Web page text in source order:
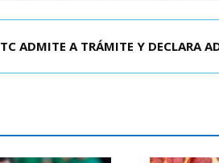
CORTE REVOCA PRISIÓN